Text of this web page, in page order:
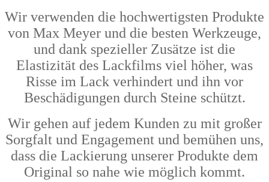
Wir verwenden die hochwertigsten Produkte
von Max Meyer und die besten Werkzeuge,
und dank spezieller Zusätze ist die
Elastizität des Lackfilms viel höher, was
Risse im Lack verhindert und ihn vor
Beschädigungen durch Steine schützt.
Wir gehen auf jedem Kunden zu mit großer
Sorgfalt und Engagement und bemühen uns,
dass die Lackierung unserer Produkte dem
Original so nahe wie möglich kommt.